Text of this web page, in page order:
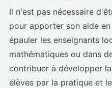
Il n'est pas nécessaire
pour apporter son aide
épauler les enseignants
mathématiques ou dans
contribuer à développer
élèves par la pratique et